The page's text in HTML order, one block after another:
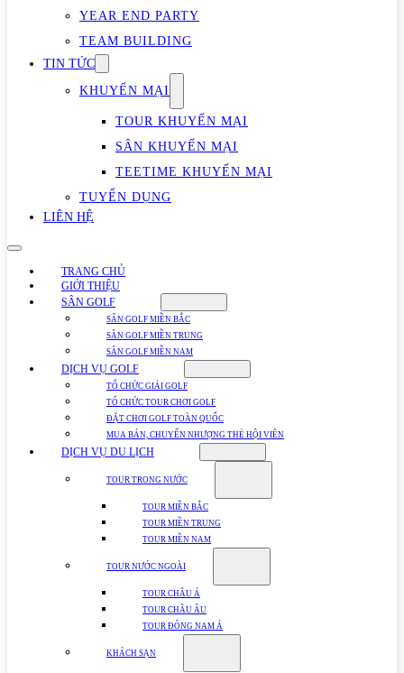
YEAR END PARTY
TEAM BUILDING
TIN TỨC
KHUYẾN MẠI
TOUR KHUYẾN MẠI
SÂN KHUYẾN MẠI
TEETIME KHUYẾN MẠI
TUYỂN DỤNG
LIÊN HỆ
TRANG CHỦ
GIỚI THIỆU
SÂN GOLF
SÂN GOLF MIỀN BẮC
SÂN GOLF MIỀN TRUNG
SÂN GOLF MIỀN NAM
DỊCH VỤ GOLF
TỔ CHỨC GIẢI GOLF
TỔ CHỨC TOUR CHƠI GOLF
ĐẶT CHƠI GOLF TOÀN QUỐC
MUA BÁN, CHUYỂN NHƯỢNG THẺ HỘI VIÊN
DỊCH VỤ DU LỊCH
TOUR TRONG NƯỚC
TOUR MIỀN BẮC
TOUR MIỀN TRUNG
TOUR MIỀN NAM
TOUR NƯỚC NGOÀI
TOUR CHÂU Á
TOUR CHÂU ÂU
TOUR ĐÔNG NAM Á
KHÁCH SẠN